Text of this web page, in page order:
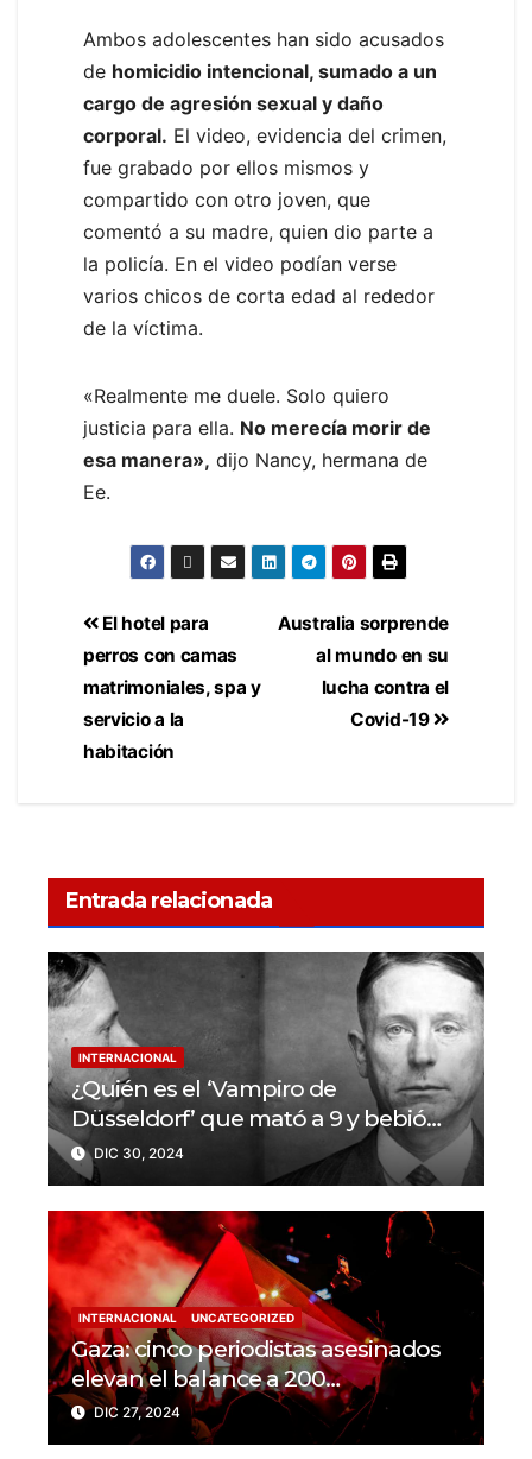
Ambos adolescentes han sido acusados
de homicidio intencional, sumado a un
cargo de agresión sexual y daño
corporal. El video, evidencia del crimen,
fue grabado por ellos mismos y
compartido con otro joven, que
comentó a su madre, quien dio parte a
la policía. En el video podían verse
varios chicos de corta edad al rededor
de la víctima.
«Realmente me duele. Solo quiero
justicia para ella. No merecía morir de
esa manera», dijo Nancy, hermana de
Ee.
Australia sorprende
al mundo en su
lucha contra el
Covid-19
El hotel para
perros con camas
matrimoniales, spa y
servicio a la
habitación
Entrada relacionada
INTERNACIONAL
¿Quién es el ‘Vampiro de
Düsseldorf’ que mató a 9 y bebió
sangre de sus víctimas?
DIC 30, 2024
INTERNACIONAL UNCATEGORIZED
Gaza: cinco periodistas asesinados
elevan el balance a 200
trabajadores de la prensa muertos
en 2024
DIC 27, 2024